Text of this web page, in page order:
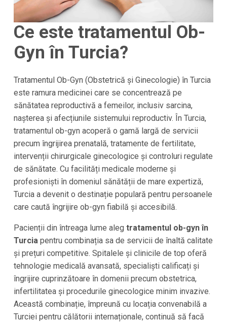
Ce este tratamentul Ob-
Gyn în Turcia?
Tratamentul Ob-Gyn (Obstetrică și Ginecologie) în Turcia
este ramura medicinei care se concentrează pe
sănătatea reproductivă a femeilor, inclusiv sarcina,
nașterea și afecțiunile sistemului reproductiv. În Turcia,
tratamentul ob-gyn acoperă o gamă largă de servicii
precum îngrijirea prenatală, tratamente de fertilitate,
intervenții chirurgicale ginecologice și controluri regulate
de sănătate. Cu facilități medicale moderne și
profesioniști în domeniul sănătății de mare expertiză,
Turcia a devenit o destinație populară pentru persoanele
care caută îngrijire ob-gyn fiabilă și accesibilă.
Pacienții din întreaga lume aleg tratamentul ob-gyn în
Turcia pentru combinația sa de servicii de înaltă calitate
și prețuri competitive. Spitalele și clinicile de top oferă
tehnologie medicală avansată, specialiști calificați și
îngrijire cuprinzătoare în domenii precum obstetrica,
infertilitatea și procedurile ginecologice minim invazive.
Această combinație, împreună cu locația convenabilă a
Turciei pentru călătorii internaționale, continuă să facă